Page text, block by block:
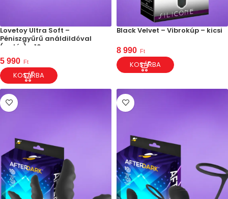
Lovetoy Ultra Soft –
Péniszgyűrű análdildóval
(natúr) – 16cm
5 990 Ft
KOSÁRBA
Black Velvet – Vibrokúp – kicsi
8 990 Ft
KOSÁRBA